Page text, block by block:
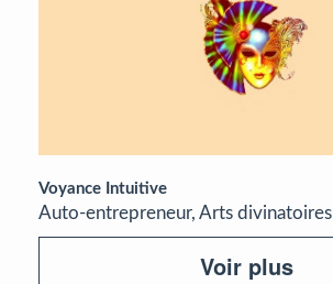
Voyance Intuitive
Auto-entrepreneur, Arts divinatoires
Voir plus